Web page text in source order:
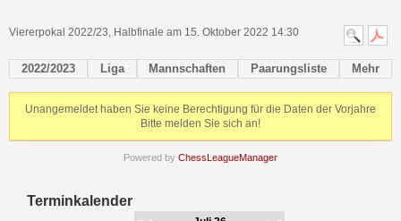
Viererpokal 2022/23, Halbfinale am 15. Oktober 2022 14:30
2022/2023 Liga Mannschaften Paarungsliste Mehr
Unangemeldet haben Sie keine Berechtigung für die Daten der Vorjahre
Bitte melden Sie sich an!
Powered by ChessLeagueManager
Terminkalender